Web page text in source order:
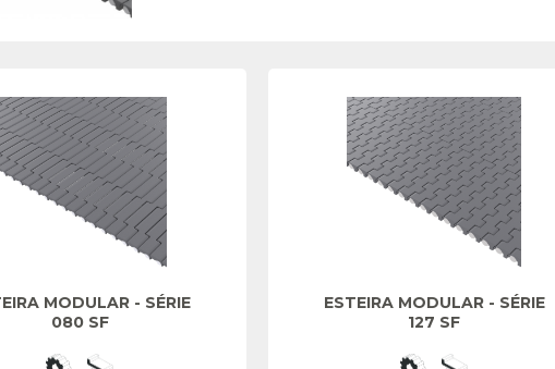
MODULAR - SÉRIE
080 SF
ESTEIRA MODULAR - SÉRIE
127 SF